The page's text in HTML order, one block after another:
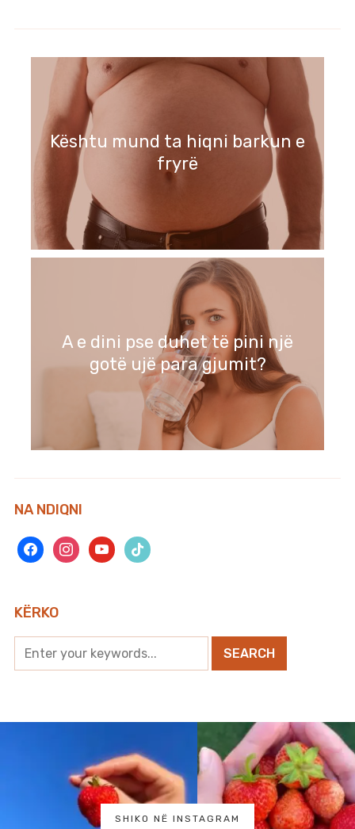
Kështu mund ta hiqni barkun e
fryrë
A e dini pse duhet të pini një
gotë ujë para gjumit?
NA NDIQNI
facebookinstagramyoutubetiktok
KËRKO
SHIKO NË INSTAGRAM